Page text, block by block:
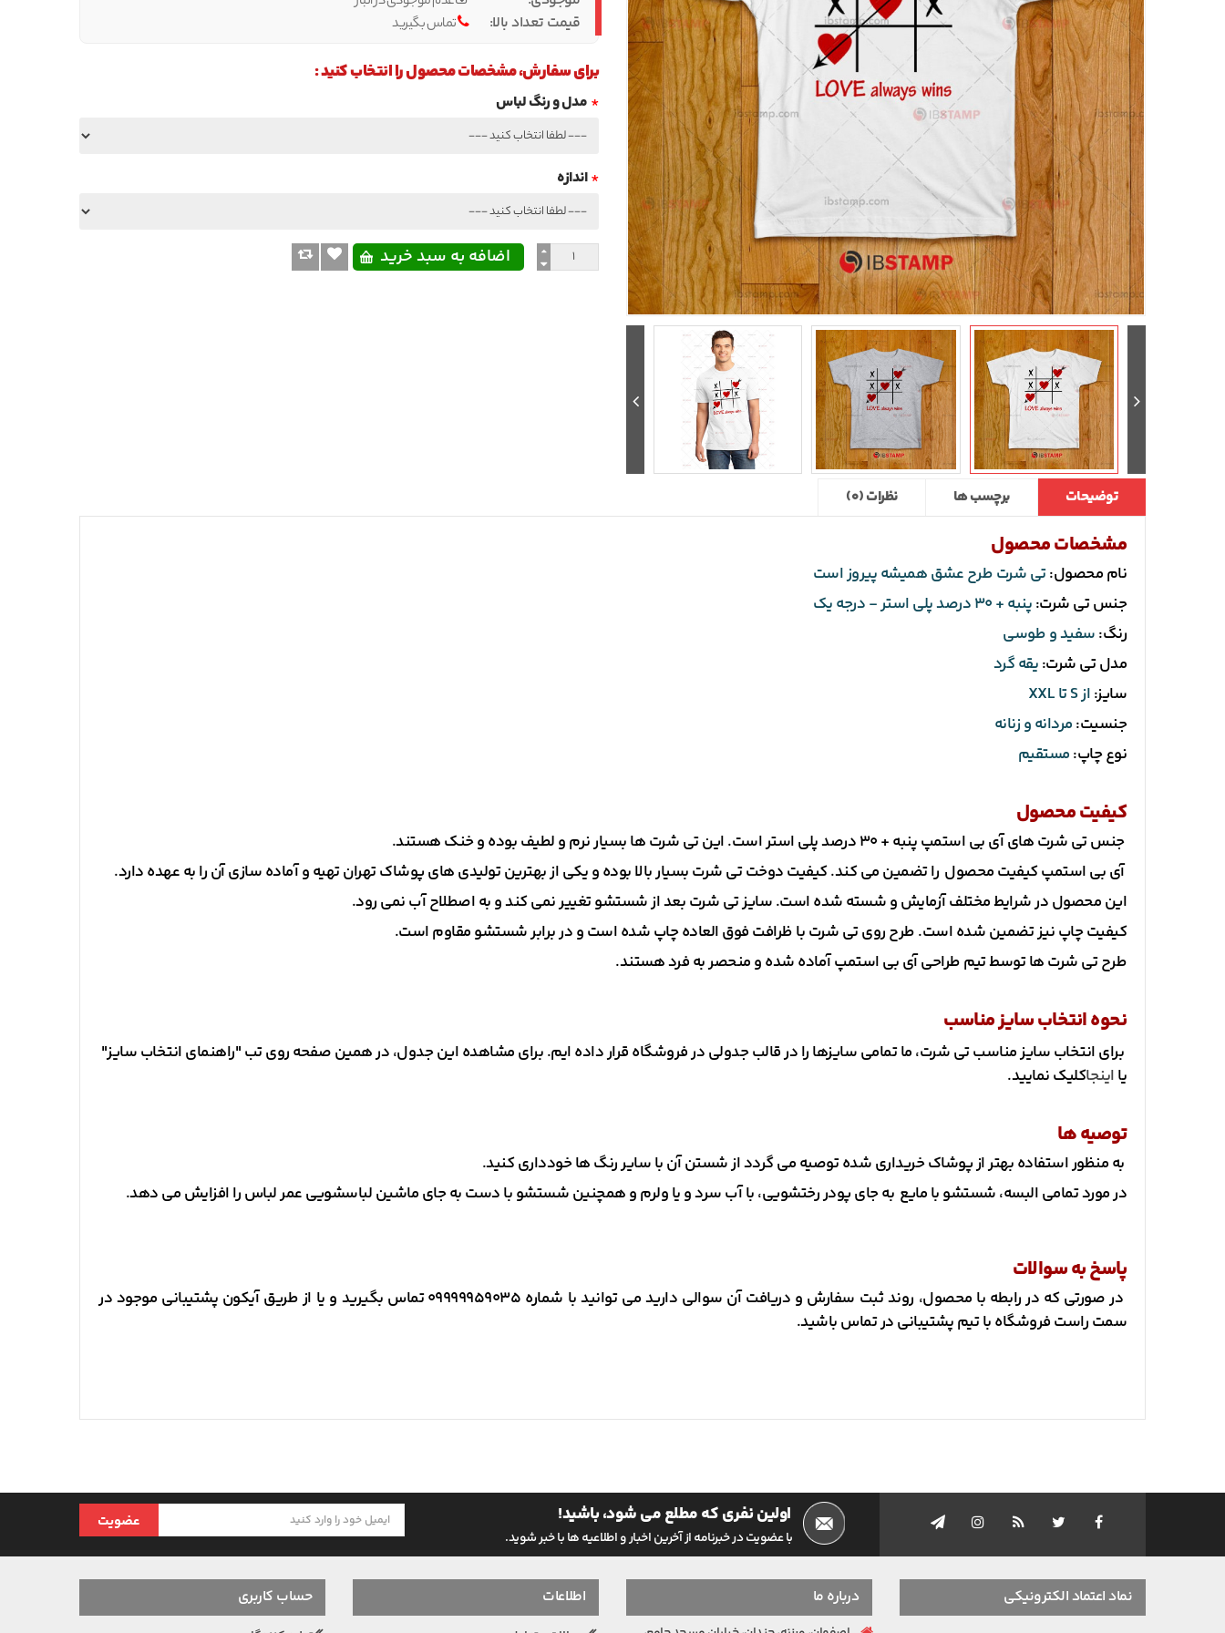
قیمت تعداد بالا: تماس بگیرید
برای سفارش، مشخصات محصول را انتخاب کنید :
مدل و رنگ لباس
اندازه
توضیحات برچسب ها نظرات (0)
مشخصات محصول
نام محصول:تی شرت طرح عشق همیشه پیروز است
جنس تی شرت:پنبه + 30 درصد پلی استر - درجه یک
رنگ:سفید و طوسی
مدل تی شرت:یقه گرد
سایز:از S تا XXL
جنسیت:مردانه و زنانه
نوع چاپ:مستقیم
کیفیت محصول
جنس تی شرت های آی بی استمپ پنبه + 30 درصد پلی استر است. این تی شرت ها بسیار نرم و لطیف بوده و خنک هستند.
آی بی استمپ کیفیت محصول را تضمین می کند. کیفیت دوخت تی شرت بسیار بالا بوده و یکی از بهترین تولیدی های پوشاک تهران تهیه و آماده سازی آن را به عهده دارد.
این محصول در شرایط مختلف آزمایش و شسته شده است. سایز تی شرت بعد از شستشو تغییر نمی کند و به اصطلاح آب نمی رود.
کیفیت چاپ نیز تضمین شده است. طرح روی تی شرت با ظرافت فوق العاده چاپ شده است و در برابر شستشو مقاوم است.
طرح تی شرت ها توسط تیم طراحی آی بی استمپ آماده شده و منحصر به فرد هستند.
نحوه انتخاب سایز مناسب
برای انتخاب سایز مناسب تی شرت، ما تمامی سایزها را در قالب جدولی در فروشگاه قرار داده ایم. برای مشاهده این جدول، در همین صفحه روی تب "راهنمای انتخاب سایز"
یااینجاکلیک نمایید.
توصیه ها
به منظور استفاده بهتر از پوشاک خریداری شده توصیه می گردد از شستن آن با سایر رنگ ها خودداری کنید.
در مورد تمامی البسه، شستشو با مایع به جای پودر رختشویی، با آب سرد و یا ولرم و همچنین شستشو با دست به جای ماشین لباسشویی عمر لباس را افزایش می دهد.
پاسخ به سوالات
در صورتی که در رابطه با محصول، روند ثبت سفارش و دریافت آن سوالی دارید می توانید با شماره 09999959035 تماس بگیرید و یا از طریق آیکون پشتیبانی موجود در
سمت راست فروشگاه با تیم پشتیبانی در تماس باشید.
اولین نفری که مطلع می شود، باشید!
با عضویت در خبرنامه از آخرین اخبار و اطلاعیه ها با خبر شوید.
عضویت
نماد اعتماد الکترونیکی درباره ما اطلاعات حساب کاربری